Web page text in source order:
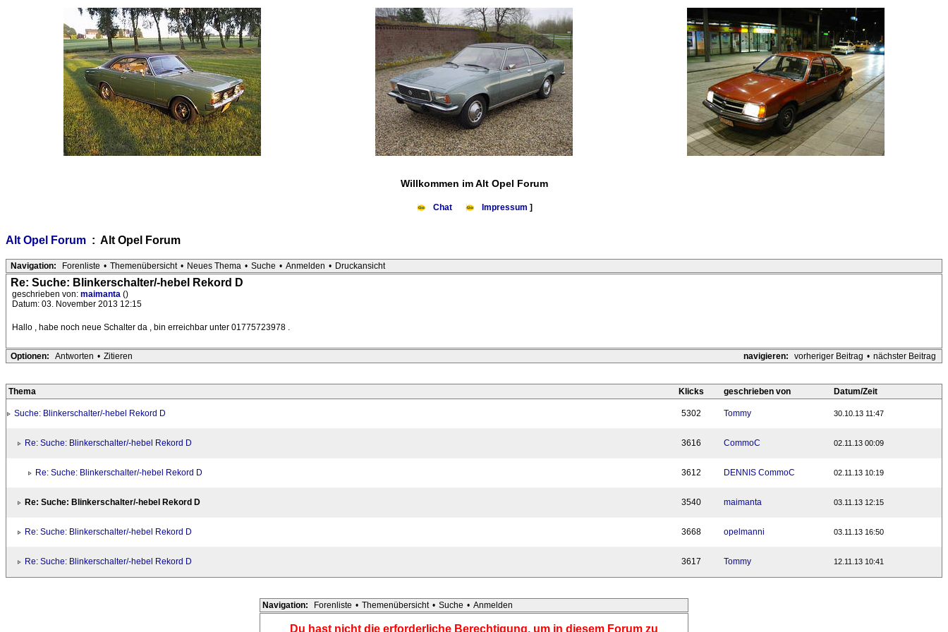
Willkommen im Alt Opel Forum
Chat Impressum ]
Alt Opel Forum : Alt Opel Forum
Navigation: Forenliste • Themenübersicht • Neues Thema • Suche • Anmelden • Druckansicht
Re: Suche: Blinkerschalter/-hebel Rekord D
geschrieben von: maimanta ()
Datum: 03. November 2013 12:15
Hallo , habe noch neue Schalter da , bin erreichbar unter 01775723978 .
navigieren: vorheriger Beitrag • nächster Beitrag
Optionen: Antworten • Zitieren
Thema Klicks geschrieben von Datum/Zeit
Suche: Blinkerschalter/-hebel Rekord D 5302 Tommy 30.10.13 11:47
Re: Suche: Blinkerschalter/-hebel Rekord D 3616 CommoC 02.11.13 00:09
Re: Suche: Blinkerschalter/-hebel Rekord D 3612 DENNIS CommoC 02.11.13 10:19
Re: Suche: Blinkerschalter/-hebel Rekord D 3540 maimanta 03.11.13 12:15
Re: Suche: Blinkerschalter/-hebel Rekord D 3668 opelmanni 03.11.13 16:50
Re: Suche: Blinkerschalter/-hebel Rekord D 3617 Tommy 12.11.13 10:41
Navigation: Forenliste • Themenübersicht • Suche • Anmelden
Du hast nicht die erforderliche Berechtigung, um in diesem Forum zu